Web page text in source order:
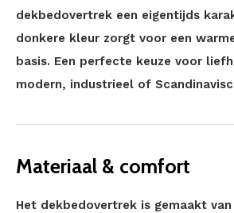
dekbedovertrek een eigentijds
donkere kleur zorgt voor een
basis. Een perfecte keuze voor
modern, industrieel of
Materiaal & comfort
Het dekbedovertrek is gemaakt